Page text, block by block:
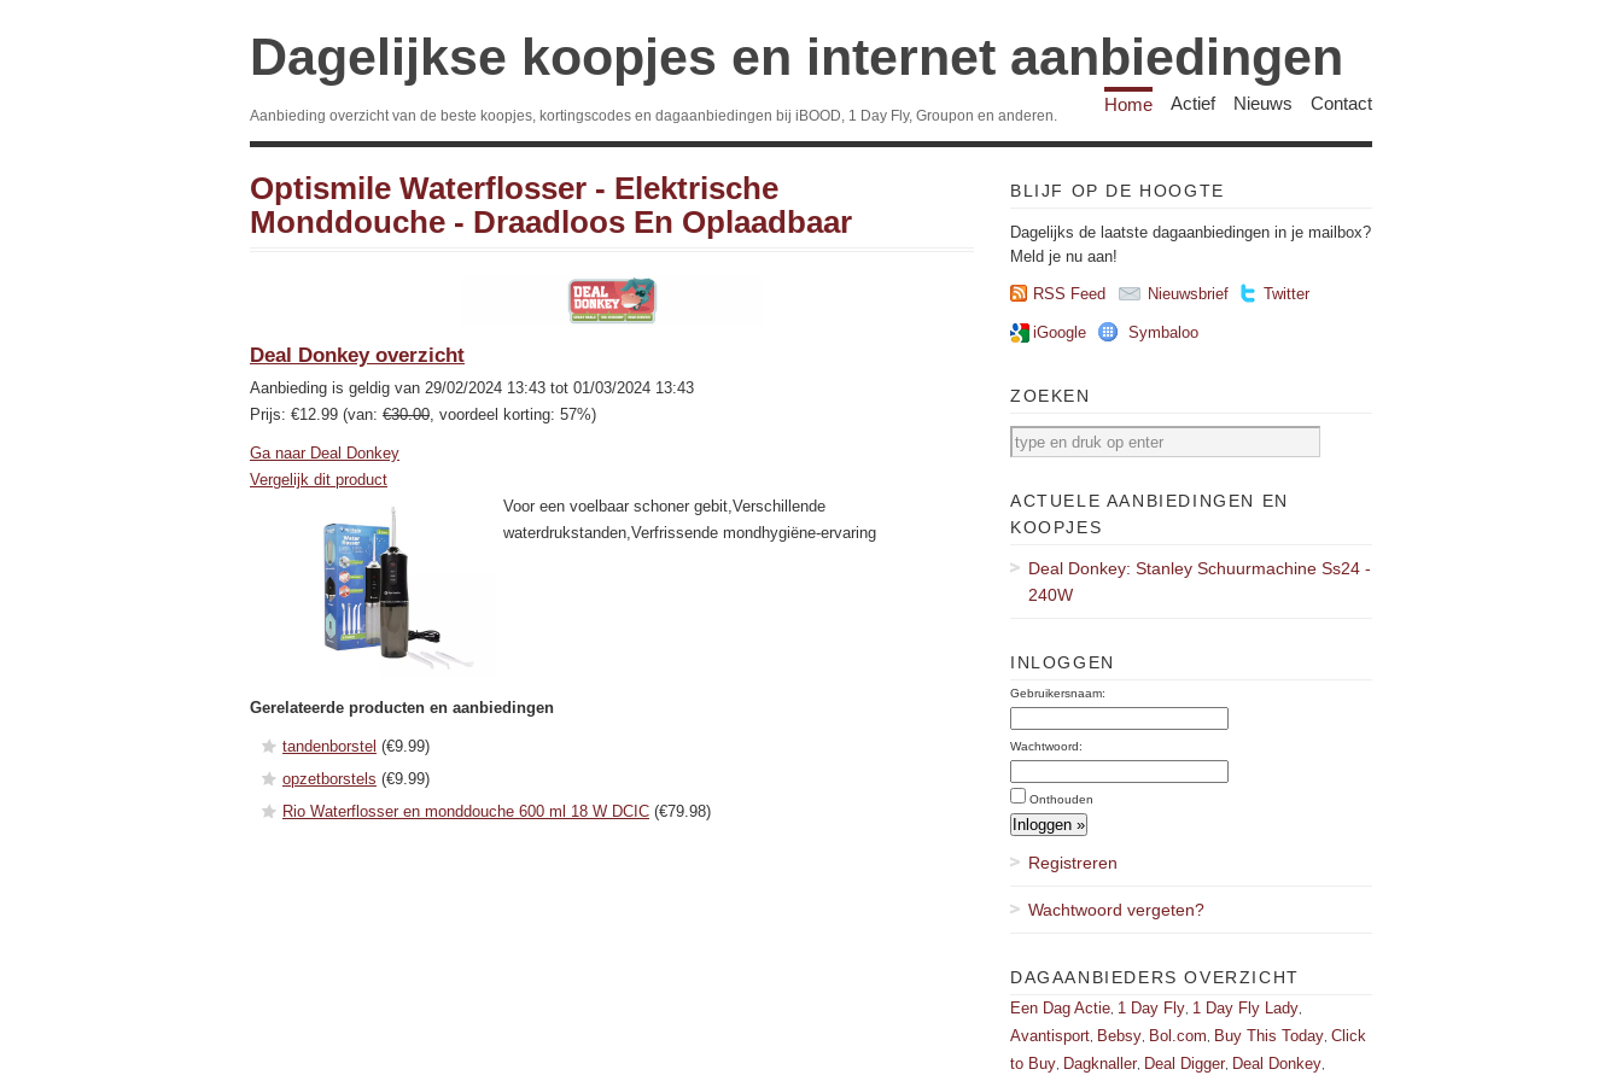
Dagelijkse koopjes en internet aanbiedingen
Aanbieding overzicht van de beste koopjes, kortingscodes en dagaanbiedingen bij iBOOD, 1 Day Fly, Groupon en anderen.
Home Actief Nieuws Contact
Optismile Waterflosser - Elektrische
Monddouche - Draadloos En Oplaadbaar
Deal Donkey overzicht
Aanbieding is geldig van 29/02/2024 13:43 tot 01/03/2024 13:43
Prijs: €12.99 (van: €30.00, voordeel korting: 57%)
Ga naar Deal Donkey
Vergelijk dit product
Voor een voelbaar schoner gebit,Verschillende
waterdrukstanden,Verfrissende mondhygiëne-ervaring
Gerelateerde producten en aanbiedingen
tandenborstel (€9.99)
opzetborstels (€9.99)
Rio Waterflosser en monddouche 600 ml 18 W DCIC (€79.98)
BLIJF OP DE HOOGTE
Dagelijks de laatste dagaanbiedingen in je mailbox?
Meld je nu aan!
RSS Feed Nieuwsbrief Twitter
iGoogle Symbaloo
ZOEKEN
ACTUELE AANBIEDINGEN EN
KOOPJES
Deal Donkey: Stanley Schuurmachine Ss24 -
240W
INLOGGEN
Gebruikersnaam:
Wachtwoord:
Onthouden
Registreren
Wachtwoord vergeten?
DAGAANBIEDERS OVERZICHT
Een Dag Actie 1 Day Fly 1 Day Fly Lady
Avantisport Bebsy Bol.com Buy This Today Click
to Buy Dagknaller Deal Digger Deal Donkey